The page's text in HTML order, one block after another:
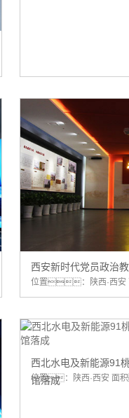
西安新时代党员政治
位置：陕西·西安
西北水电及新能源91
馆落成
位置：陕西·西安